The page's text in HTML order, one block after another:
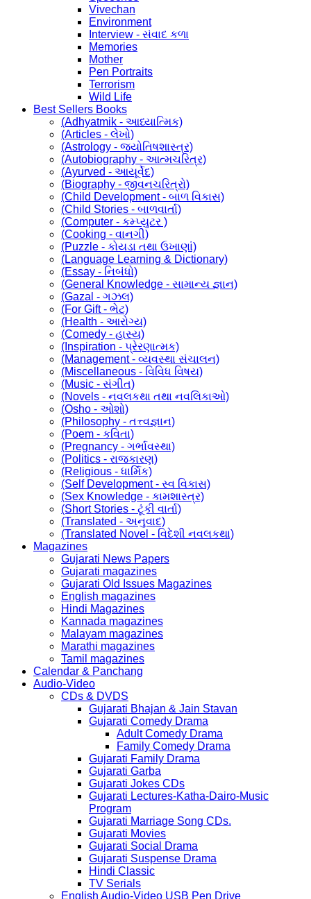
Vivechan
Environment
Interview - સંવાદ કળા
Memories
Mother
Pen Portraits
Terrorism
Wild Life
Best Sellers Books
(Adhyatmik - આધ્યાત્મિક)
(Articles - લેખો)
(Astrology - જ્યોતિષશાસ્ત્ર)
(Autobiography - આત્મચરિત્ર)
(Ayurved - આયૂર્વેદ)
(Biography - જીવનચરિત્રો)
(Child Development - બાળ વિકાસ)
(Child Stories - બાળવાર્તા)
(Computer - કમ્પ્યુટર )
(Cooking - વાનગી)
(Puzzle - કોયડા તથા ઉખાણાં)
(Language Learning & Dictionary)
(Essay - નિબંધો)
(General Knowledge - સામાન્ય જ્ઞાન)
(Gazal - ગઝલ)
(For Gift - ભેટ)
(Health - આરોગ્ય)
(Comedy - હાસ્ય)
(Inspiration - પ્રેરણાત્મક)
(Management - વ્યવસ્થા સંચાલન)
(Miscellaneous - વિવિધ વિષય)
(Music - સંગીત)
(Novels - નવલકથા તથા નવલિકાઓ)
(Osho - ઓશો)
(Philosophy - તત્ત્વજ્ઞાન)
(Poem - કવિતા)
(Pregnancy - ગર્ભાવસ્થા)
(Politics - રાજકારણ)
(Religious - ધાર્મિક)
(Self Development - સ્વ વિકાસ)
(Sex Knowledge - કામશાસ્ત્ર)
(Short Stories - ટૂંકી વાર્તા)
(Translated - અનુવાદ)
(Translated Novel - વિદેશી નવલકથા)
Magazines
Gujarati News Papers
Gujarati magazines
Gujarati Old Issues Magazines
English magazines
Hindi Magazines
Kannada magazines
Malayam magazines
Marathi magazines
Tamil magazines
Calendar & Panchang
Audio-Video
CDs & DVDS
Gujarati Bhajan & Jain Stavan
Gujarati Comedy Drama
Adult Comedy Drama
Family Comedy Drama
Gujarati Family Drama
Gujarati Garba
Gujarati Jokes CDs
Gujarati Lectures-Katha-Dairo-Music
Program
Gujarati Marriage Song CDs.
Gujarati Movies
Gujarati Social Drama
Gujarati Suspense Drama
Hindi Classic
TV Serials
English Audio-Video USB Pen Drive